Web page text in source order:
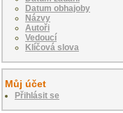
Datum obhajoby
Názvy
Autoři
Vedoucí
Klíčová slova
Můj účet
Přihlásit se